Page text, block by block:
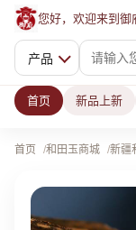
您好，欢迎来到御
产品
首页 新品上新
首页 和田玉商城 新疆